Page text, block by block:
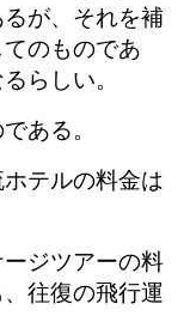
が、それを補
のものであ
らしい。
ある。
テルの料金は
ジツアーの料
往復の飛行運